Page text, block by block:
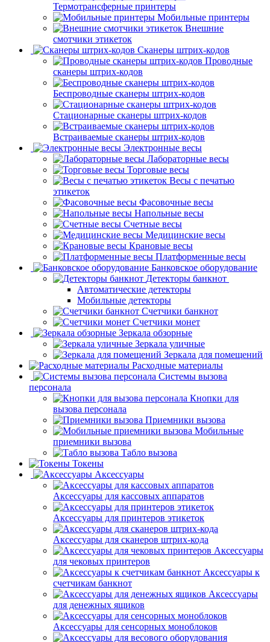
Термотрансферные принтеры
Мобильные принтеры
Внешние
смотчики этикеток
Сканеры штрих-кодов
Проводные
сканеры штрих-кодов
Беспроводные сканеры штрих-кодов
Стационарные сканеры штрих-кодов
Встраиваемые сканеры штрих-кодов
Электронные весы
Лабораторные весы
Торговые весы
Весы с печатью
этикеток
Фасовочные весы
Напольные весы
Счетные весы
Медицинские весы
Крановые весы
Платформенные весы
Банковское оборудование
Детекторы банкнот
Автоматические детекторы
Мобильные детекторы
Счетчики банкнот
Счетчики монет
Зеркала обзорные
Зеркала уличные
Зеркала для помещений
Расходные материалы
Системы вызова
персонала
Кнопки для
вызова персонала
Приемники вызова
Мобильные
приемники вызова
Табло вызова
Токены
Аксессуары
Аксессуары для кассовых аппаратов
Аксессуары для принтеров этикеток
Аксессуары для сканеров штрих-кода
Аксессуары
для чековых принтеров
Аксессуары к
счетчикам банкнот
Аксессуары
для денежных ящиков
Аксессуары для сенсорных моноблоков